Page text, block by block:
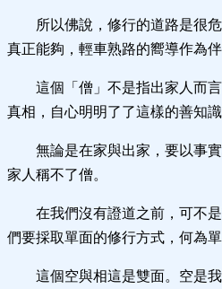
所以佛說，修行的道路是很
真正能夠，輕車熟路的嚮導作為伴
這個「僧」不是指出家人而
真相，自心明明了了這樣的善知
無論是在家與出家，要以事
家人稱不了僧。
在我們沒有證道之前，可不
們要採取單面的修行方式，何為
這個空與相這是雙面。空是